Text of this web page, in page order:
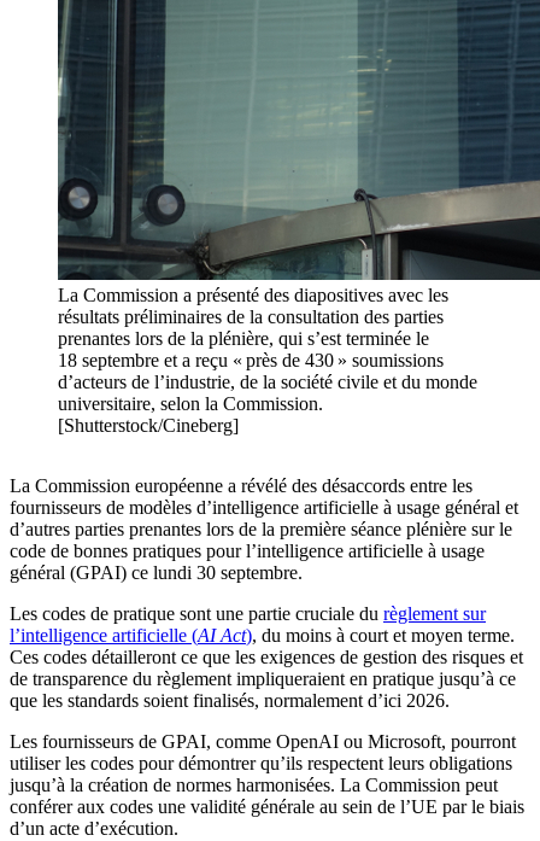
La Commission a présenté des diapositives avec les
résultats préliminaires de la consultation des parties
prenantes lors de la plénière, qui s’est terminée le
18 septembre et a reçu « près de 430 » soumissions
d’acteurs de l’industrie, de la société civile et du monde
universitaire, selon la Commission.
[Shutterstock/Cineberg]
La Commission européenne a révélé des désaccords entre les
fournisseurs de modèles d’intelligence artificielle à usage général et
d’autres parties prenantes lors de la première séance plénière sur le
code de bonnes pratiques pour l’intelligence artificielle à usage
général (GPAI) ce lundi 30 septembre.
Les codes de pratique sont une partie cruciale du règlement sur
l’intelligence artificielle (AI Act), du moins à court et moyen terme.
Ces codes détailleront ce que les exigences de gestion des risques et
de transparence du règlement impliqueraient en pratique jusqu’à ce
que les standards soient finalisés, normalement d’ici 2026.
Les fournisseurs de GPAI, comme OpenAI ou Microsoft, pourront
utiliser les codes pour démontrer qu’ils respectent leurs obligations
jusqu’à la création de normes harmonisées. La Commission peut
conférer aux codes une validité générale au sein de l’UE par le biais
d’un acte d’exécution.